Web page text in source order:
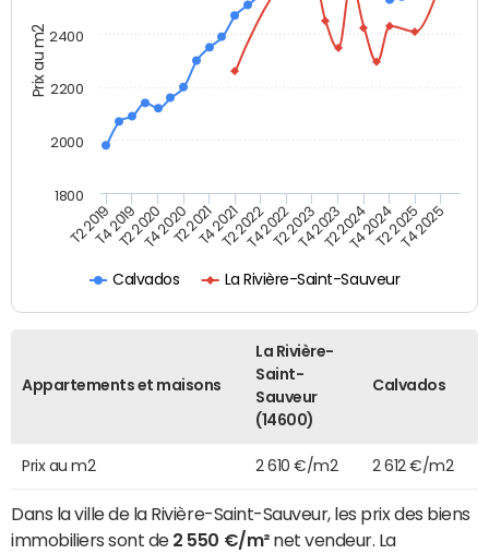
Prix au m2
Calvados La Rivière-Saint-Sauveur
T2 2019T4 2019T2 2020T4 2020T2 2021T4 2021T2 2022T4 2022T2 2023T4 2023T2 2024T4 2024T2 2025T4 2025
1800
2000
2200
2400
Appartements et maisons
La Rivière-
Saint-
Sauveur
(14600)
Calvados
Prix au m2 2 610 €/m2 2 612 €/m2
Dans la ville de la Rivière-Saint-Sauveur, les prix des biens
immobiliers sont de 2 550 €/m²net vendeur. La